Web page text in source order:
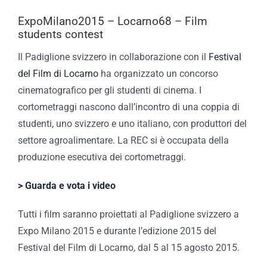
ExpoMilano2015 – Locarno68 – Film
students contest
Il Padiglione svizzero in collaborazione con il Festival
del Film di Locarno ha organizzato un concorso
cinematografico per gli studenti di cinema. I
cortometraggi nascono dall’incontro di una coppia di
studenti, uno svizzero e uno italiano, con produttori del
settore agroalimentare. La REC si è occupata della
produzione esecutiva dei cortometraggi.
> Guarda e vota i video
Tutti i film saranno proiettati al Padiglione svizzero a
Expo Milano 2015 e durante l’edizione 2015 del
Festival del Film di Locarno, dal 5 al 15 agosto 2015.